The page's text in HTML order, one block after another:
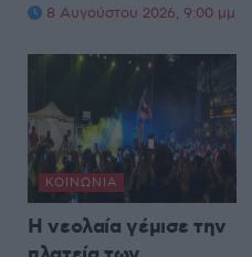
8 Αυγούστου 2026, 9:00 μμ
ΚΟΙΝΩΝΊΑ
Η νεολαία γέμισε την